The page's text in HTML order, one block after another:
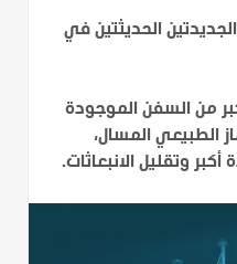
الحديثتين في
من السفن الموجودة
الطبيعي المسال،
وتقليل الانبعاثات.